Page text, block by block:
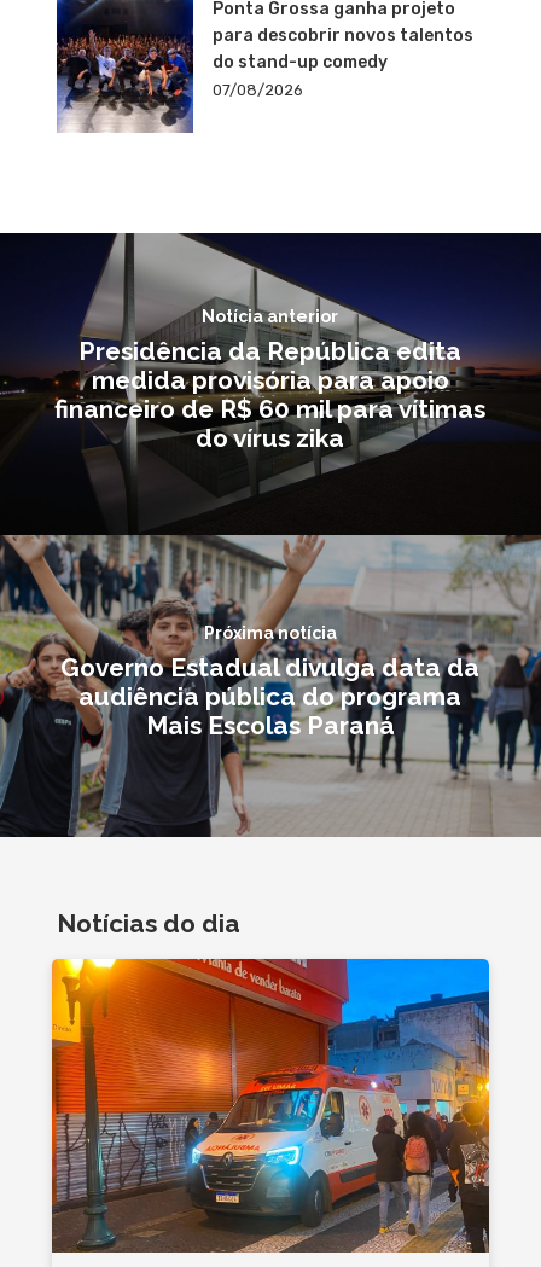
Ponta Grossa ganha projeto
para descobrir novos talentos
do stand-up comedy
07/08/2026
Notícia anterior
Presidência da República edita
medida provisória para apoio
financeiro de R$ 60 mil para vítimas
do vírus zika
Próxima notícia
Governo Estadual divulga data da
audiência pública do programa
Mais Escolas Paraná
Notícias do dia